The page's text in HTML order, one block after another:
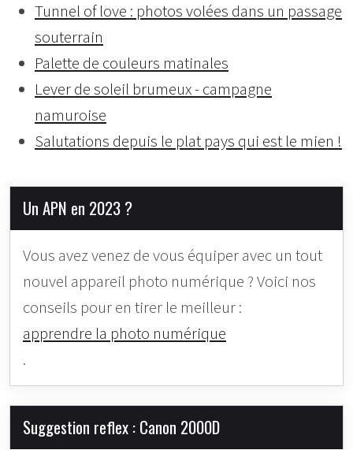
Tunnel of love : photos volées dans un passage
souterrain
Palette de couleurs matinales
Lever de soleil brumeux - campagne
namuroise
Salutations depuis le plat pays qui est le mien !
Un APN en 2023 ?
Vous avez venez de vous équiper avec un tout
nouvel appareil photo numérique ? Voici nos
conseils pour en tirer le meilleur :
apprendre la photo numérique
.
Suggestion reflex : Canon 2000D